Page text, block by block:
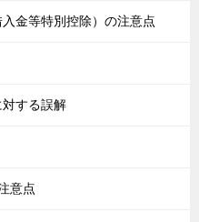
金等特別控除）の注意点
する誤解
意点